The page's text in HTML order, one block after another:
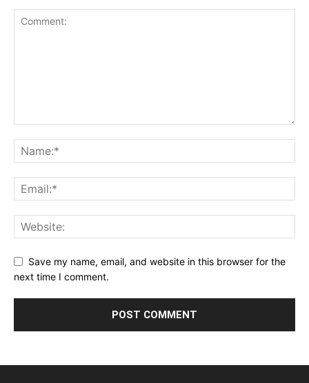
Save my name, email, and website in this browser for the
next time I comment.